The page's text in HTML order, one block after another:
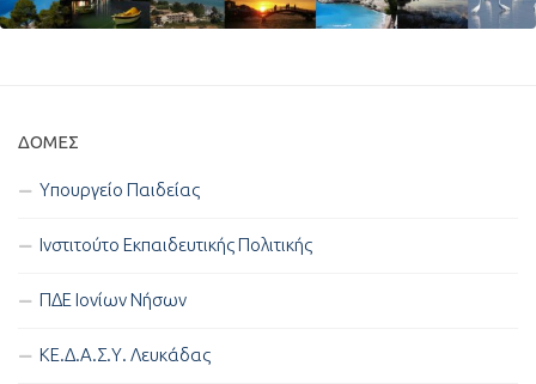
ΔΟΜΈΣ
Υπουργείο Παιδείας
Ινστιτούτο Εκπαιδευτικής Πολιτικής
ΠΔΕ Ιονίων Νήσων
ΚΕ.Δ.Α.Σ.Υ. Λευκάδας